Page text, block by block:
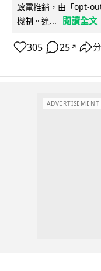
致電推銷，由「opt-
機制。違...
閱讀全文
305 25 ↗
ADVERTISEMENT